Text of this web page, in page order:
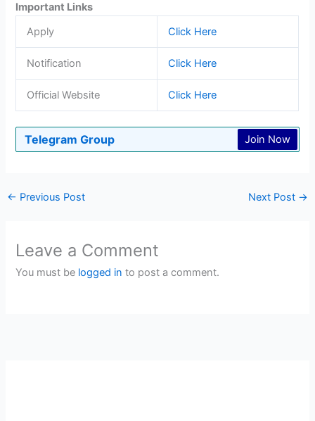
Important Links
Apply
Click Here
Notification Click Here
Official Website Click Here
Telegram Group Join Now
← Previous Post Next Post →
Leave a Comment
You must be logged in to post a comment.